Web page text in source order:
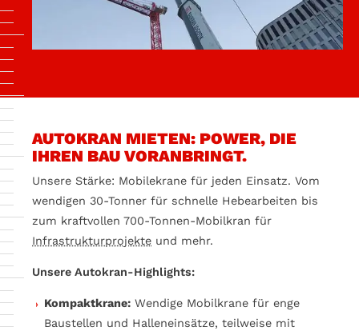
AUTOKRAN MIETEN: POWER, DIE
IHREN BAU VORANBRINGT.
Unsere Stärke: Mobilekrane für jeden Einsatz. Vom
wendigen 30-Tonner für schnelle Hebearbeiten bis
zum kraftvollen 700-Tonnen-Mobilkran für
Infrastrukturprojekte und mehr.
Unsere Autokran-Highlights:
Kompaktkrane: Wendige Mobilkrane für enge
Baustellen und Halleneinsätze, teilweise mit